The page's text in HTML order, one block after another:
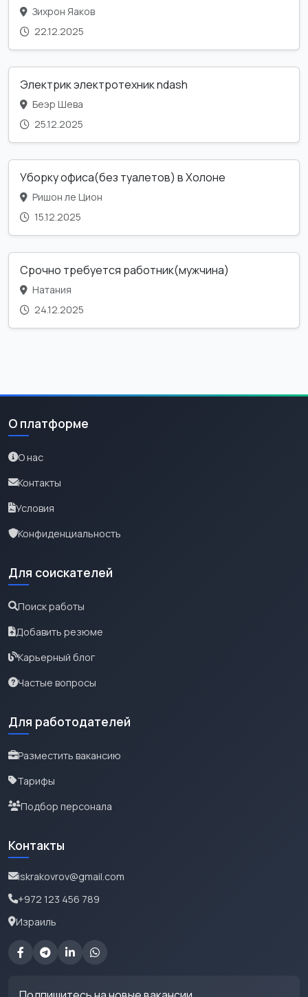
Зихрон Яаков
22.12.2025
Электрик электротехник ndash
Беэр Шева
25.12.2025
Уборку офиса(без туалетов) в Холоне
Ришон ле Цион
15.12.2025
Срочно требуется работник(мужчина)
Натания
24.12.2025
О платформе
О нас
Контакты
Условия
Конфиденциальность
Для соискателей
Поиск работы
Добавить резюме
Карьерный блог
Частые вопросы
Для работодателей
Разместить вакансию
Тарифы
Подбор персонала
Контакты
iskrakovrov@gmail.com
+972 123 456 789
Израиль